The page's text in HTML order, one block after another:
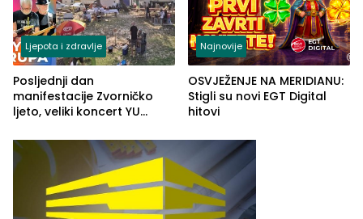
Ljepota i zdravlje
Posljednji dan
manifestacije Zvorničko
ljeto, veliki koncert YU
ove godine
Najnovije
OSVJEŽENJE NA MERIDIANU:
Stigli su novi EGT Digital
hitovi